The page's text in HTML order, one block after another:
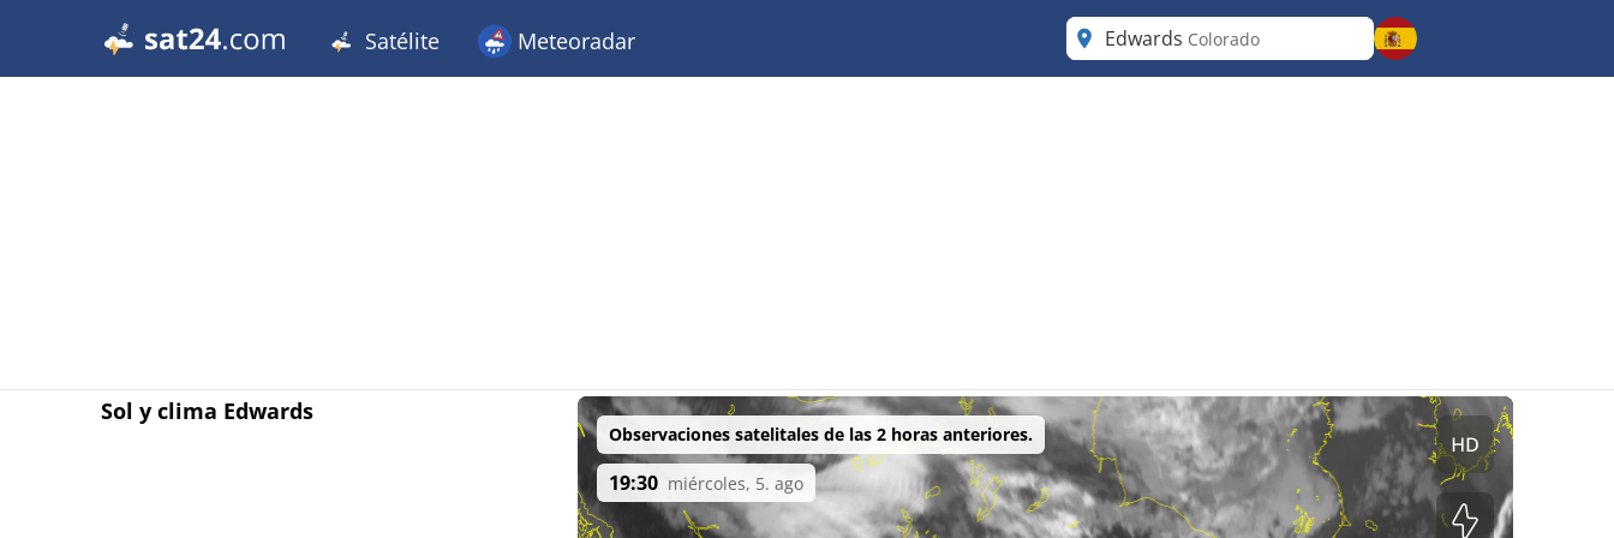
Satélite Meteoradar Edwards Colorado
Sol y clima Edwards
Observaciones satelitales de las 2 horas anteriores.
19:30 miércoles, 5. ago